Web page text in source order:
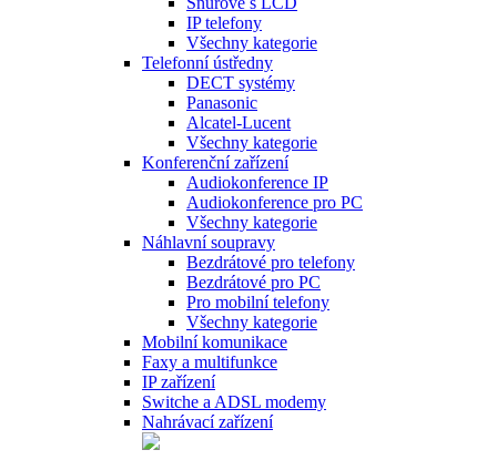
IP telefony
Všechny kategorie
Telefonní ústředny
DECT systémy
Panasonic
Alcatel-Lucent
Všechny kategorie
Konferenční zařízení
Audiokonference IP
Audiokonference pro PC
Všechny kategorie
Náhlavní soupravy
Bezdrátové pro telefony
Bezdrátové pro PC
Pro mobilní telefony
Všechny kategorie
Mobilní komunikace
Faxy a multifunkce
IP zařízení
Switche a ADSL modemy
Nahrávací zařízení